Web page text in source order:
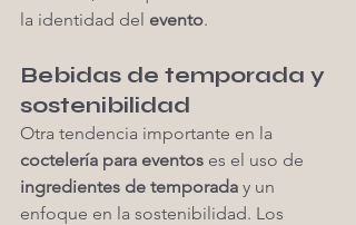
la identidad del evento.
Bebidas de temporada y
sostenibilidad
Otra tendencia importante en la
coctelería para eventos es el uso de
ingredientes de temporada y un
enfoque en la sostenibilidad. Los